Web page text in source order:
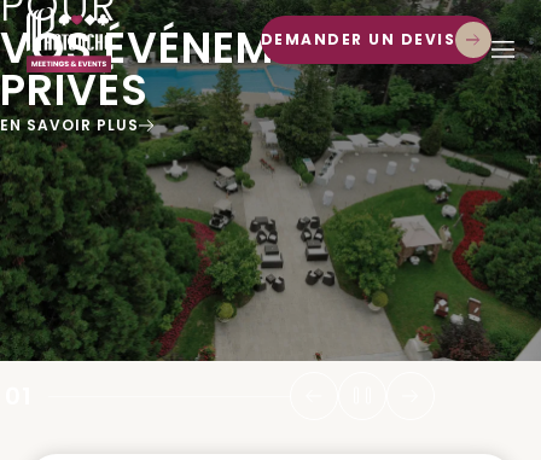
DEMANDER UN DEVIS
TYPE D’ÉVÉNEMENT
CHERCHER
VOS ÉVÉNEMENTS
PRIVÉS
EN SAVOIR PLUSTYPE D’ÉVÉNEMENT
CHERCHER